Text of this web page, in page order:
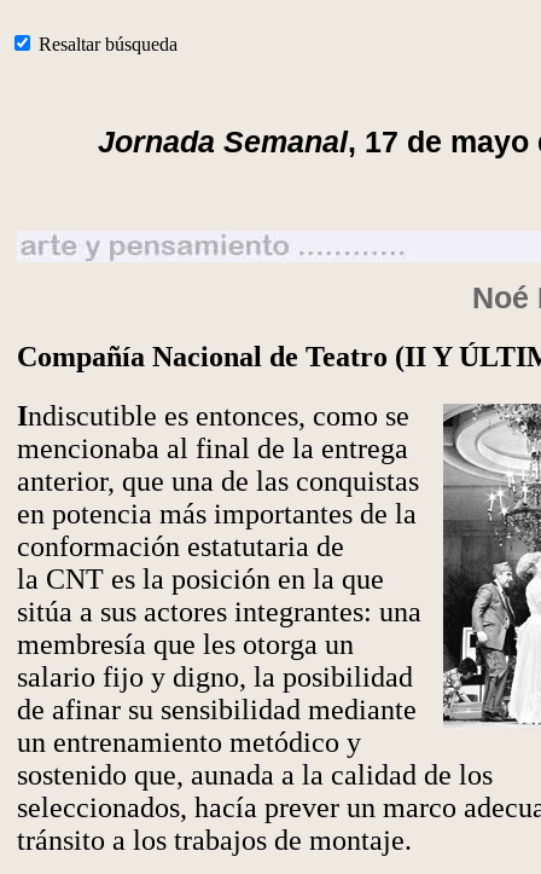
Resaltar búsqueda
Jornada Semanal, 17 de mayo
Noé
Compañía Nacional de Teatro (II Y
Indiscutible es entonces, como se
mencionaba al final de la entrega
anterior, que una de las conquistas
en potencia más importantes de la
conformación estatutaria de
la CNT es la posición en la que
sitúa a sus actores integrantes: una
membresía que les otorga un
salario fijo y digno, la posibilidad
de afinar su sensibilidad mediante
un entrenamiento metódico y
sostenido que, aunada a la calidad de los
seleccionados, hacía prever un marco
tránsito a los trabajos de montaje.